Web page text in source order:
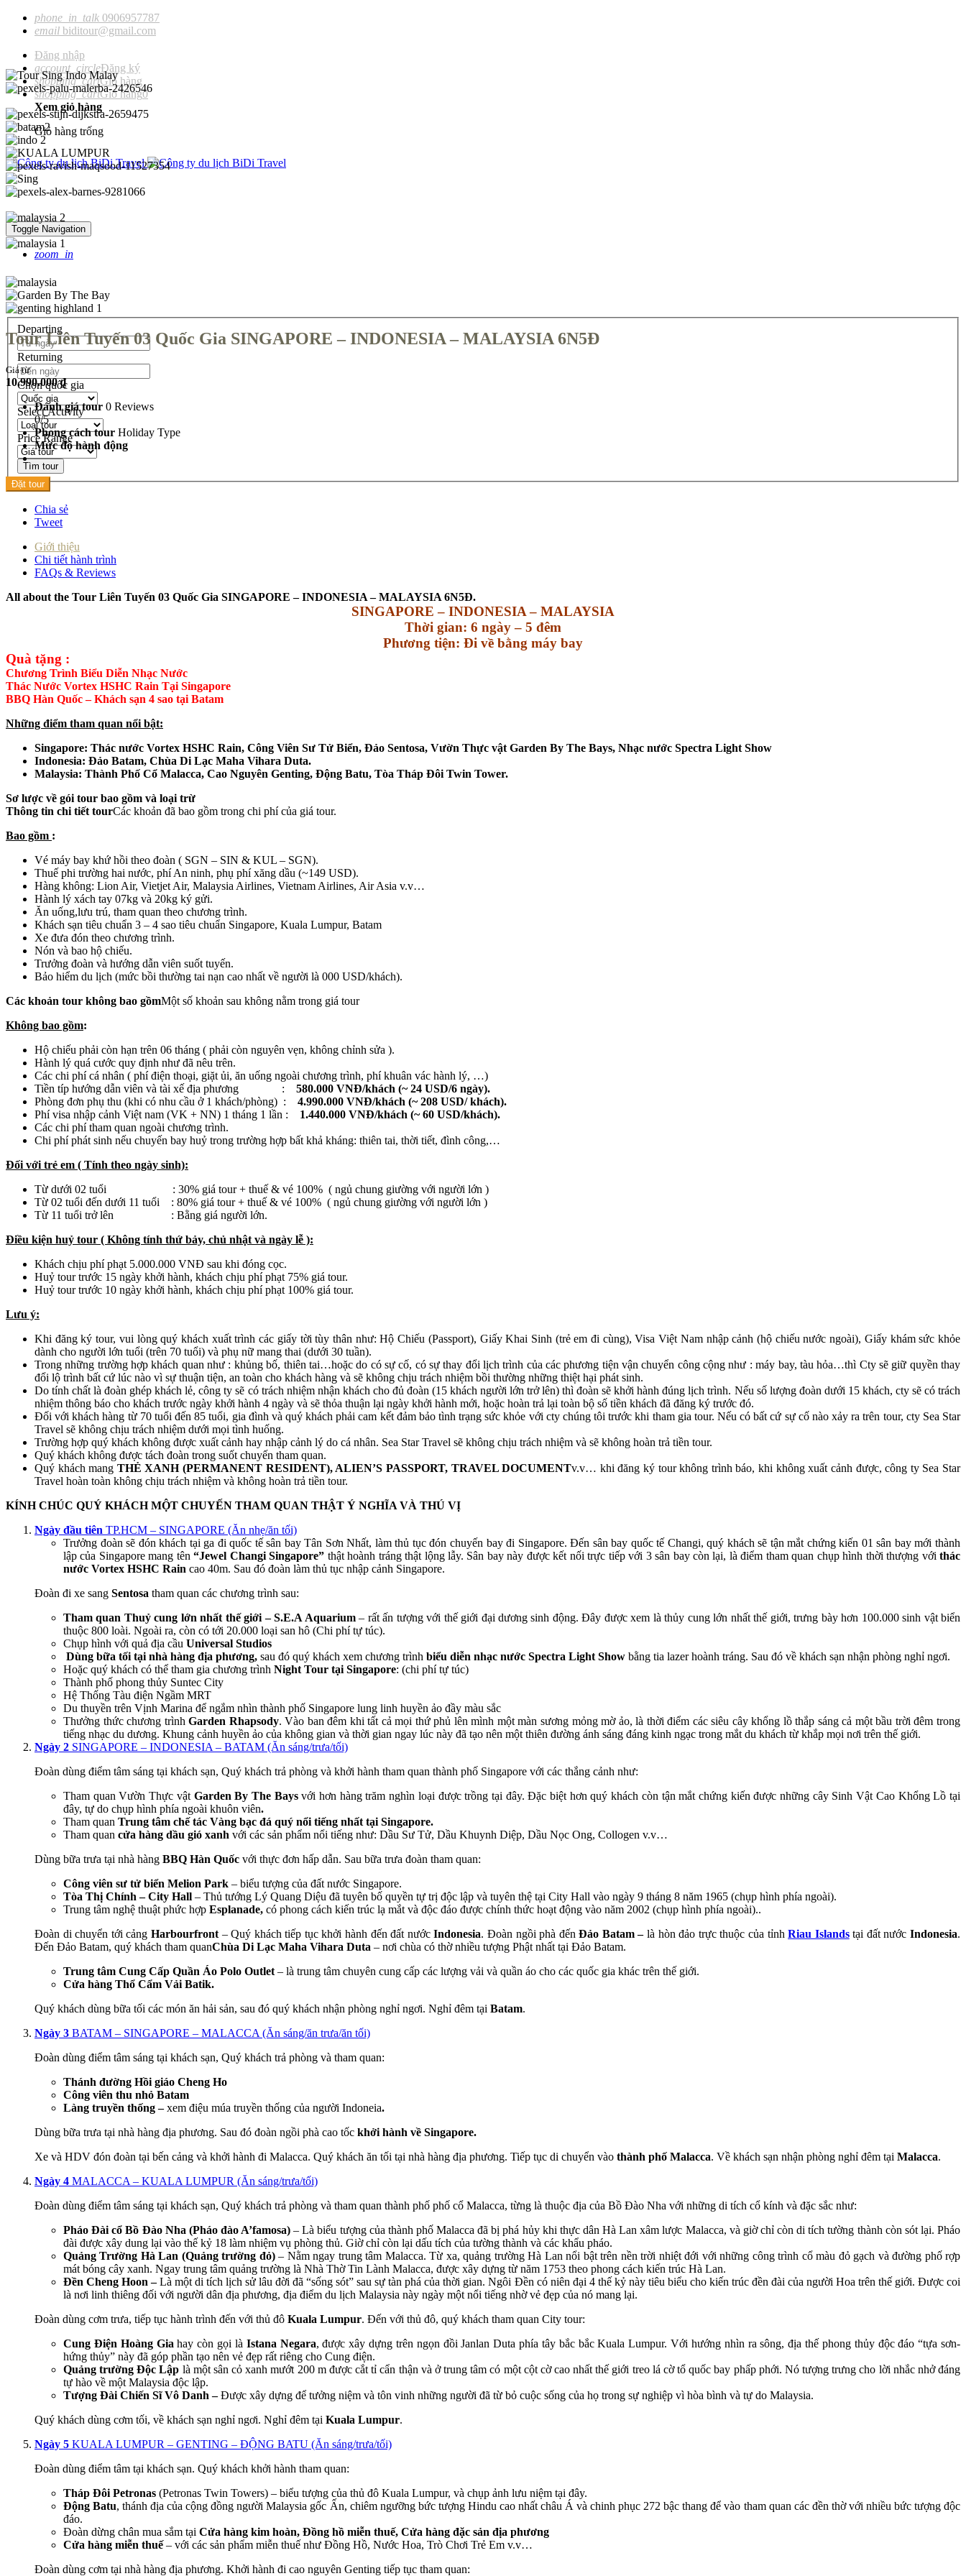
phone_in_talk 0906957787
email biditour@gmail.com
Đăng nhập
account_circleĐăng ký
shopping_cartGiỏ hàng
shopping_cartGiỏ hàng0
Xem giỏ hàng
Giỏ hàng trống
Toggle Navigation
zoom_in
Departing
Returning
Chọn quốc gia
Select Activity
Price Range
Tìm tour
Tour Liên Tuyến 03 Quốc Gia SINGAPORE – INDONESIA – MALAYSIA 6N5Đ
Giá từ
10.990.000 ₫
Đánh giá tour 0 Reviews
0/5
Phong cách tour Holiday Type
Mức độ hành động
Đặt tour
Chia sẻ
Tweet
Giới thiệu
Chi tiết hành trình
FAQs & Reviews
All about the Tour Liên Tuyến 03 Quốc Gia SINGAPORE – INDONESIA – MALAYSIA 6N5Đ.
SINGAPORE – INDONESIA – MALAYSIA
Thời gian: 6 ngày – 5 đêm
Phương tiện: Đi về bằng máy bay
Quà tặng :
Chương Trình Biểu Diễn Nhạc Nước
Thác Nước Vortex HSHC Rain Tại Singapore
BBQ Hàn Quốc – Khách sạn 4 sao tại Batam
Những điểm tham quan nổi bật:
Singapore: Thác nước Vortex HSHC Rain, Công Viên Sư Tử Biển, Đảo Sentosa, Vườn Thực vật Garden By The Bays, Nhạc nước Spectra Light Show
Indonesia: Đảo Batam, Chùa Di Lạc Maha Vihara Duta.
Malaysia: Thành Phố Cổ Malacca, Cao Nguyên Genting, Động Batu, Tòa Tháp Đôi Twin Tower.
Sơ lược về gói tour bao gồm và loại trừ
Thông tin chi tiết tourCác khoản đã bao gồm trong chi phí của giá tour.
Bao gồm :
Vé máy bay khứ hồi theo đoàn ( SGN – SIN & KUL – SGN).
Thuế phi trường hai nước, phí An ninh, phụ phí xăng dầu (~149 USD).
Hàng không: Lion Air, Vietjet Air, Malaysia Airlines, Vietnam Airlines, Air Asia v.v…
Hành lý xách tay 07kg và 20kg ký gửi.
Ăn uống,lưu trú, tham quan theo chương trình.
Khách sạn tiêu chuẩn 3 – 4 sao tiêu chuẩn Singapore, Kuala Lumpur, Batam
Xe đưa đón theo chương trình.
Nón và bao hộ chiếu.
Trưởng đoàn và hướng dẫn viên suốt tuyến.
Bảo hiểm du lịch (mức bồi thường tai nạn cao nhất về người là 000 USD/khách).
Các khoản tour không bao gồmMột số khoản sau không nằm trong giá tour
Không bao gồm:
Hộ chiếu phải còn hạn trên 06 tháng ( phải còn nguyên vẹn, không chỉnh sửa ).
Hành lý quá cước quy định như đã nêu trên.
Các chi phí cá nhân ( phí điện thoại, giặt ủi, ăn uống ngoài chương trình, phí khuân vác hành lý, …)
Tiền típ hướng dẫn viên và tài xế địa phương : 580.000 VNĐ/khách (~ 24 USD/6 ngày).
Phòng đơn phụ thu (khi có nhu cầu ở 1 khách/phòng) : 4.990.000 VNĐ/khách (~ 208 USD/ khách).
Phí visa nhập cảnh Việt nam (VK + NN) 1 tháng 1 lần : 1.440.000 VNĐ/khách (~ 60 USD/khách).
Các chi phí tham quan ngoài chương trình.
Chi phí phát sinh nếu chuyến bay huỷ trong trường hợp bất khả kháng: thiên tai, thời tiết, đình công,…
Đối với trẻ em ( Tính theo ngày sinh):
Từ dưới 02 tuổi : 30% giá tour + thuế & vé 100% ( ngủ chung giường với người lớn )
Từ 02 tuổi đến dưới 11 tuổi : 80% giá tour + thuế & vé 100% ( ngủ chung giường với người lớn )
Từ 11 tuổi trở lên : Bằng giá người lớn.
Điều kiện huỷ tour ( Không tính thứ bảy, chủ nhật và ngày lễ ):
Khách chịu phí phạt 5.000.000 VNĐ sau khi đóng cọc.
Huỷ tour trước 15 ngày khởi hành, khách chịu phí phạt 75% giá tour.
Huỷ tour trước 10 ngày khởi hành, khách chịu phí phạt 100% giá tour.
Lưu ý:
Khi đăng ký tour, vui lòng quý khách xuất trình các giấy tời tùy thân như: Hộ Chiếu (Passport), Giấy Khai Sinh (trẻ em đi cùng), Visa Việt Nam nhập cảnh (hộ chiếu nước ngoài), Giấy khám sức khỏe
dành cho người lớn tuổi (trên 70 tuổi) và phụ nữ mang thai (dưới 30 tuần).
Trong những trường hợp khách quan như : khủng bố, thiên tai…hoặc do có sự cố, có sự thay đổi lịch trình của các phương tiện vận chuyển công cộng như : máy bay, tàu hỏa…thì Cty sẽ giữ quyền thay
đổi lộ trình bất cứ lúc nào vì sự thuận tiện, an toàn cho khách hàng và sẽ không chịu trách nhiệm bồi thường những thiệt hại phát sinh.
Do tính chất là đoàn ghép khách lẻ, công ty sẽ có trách nhiệm nhận khách cho đủ đoàn (15 khách người lớn trở lên) thì đoàn sẽ khởi hành đúng lịch trình. Nếu số lượng đoàn dưới 15 khách, cty sẽ có trách
nhiệm thông báo cho khách trước ngày khởi hành 4 ngày và sẽ thỏa thuận lại ngày khởi hành mới, hoặc hoàn trả lại toàn bộ số tiền khách đã đăng ký trước đó.
Đối với khách hàng từ 70 tuổi đến 85 tuổi, gia đình và quý khách phải cam kết đảm bảo tình trạng sức khỏe với cty chúng tôi trước khi tham gia tour. Nếu có bất cứ sự cố nào xảy ra trên tour, cty Sea Star
Travel sẽ không chịu trách nhiệm dưới mọi tình huống.
Trường hợp quý khách không được xuất cảnh hay nhập cảnh lý do cá nhân. Sea Star Travel sẽ không chịu trách nhiệm và sẽ không hoàn trả tiền tour.
Quý khách không được tách đoàn trong suốt chuyến tham quan.
Quý khách mang THẺ XANH (PERMANENT RESIDENT), ALIEN’S PASSPORT, TRAVEL DOCUMENTv.v… khi đăng ký tour không trình báo, khi không xuất cảnh được, công ty Sea Star
Travel hoàn toàn không chịu trách nhiệm và không hoàn trả tiền tour.
KÍNH CHÚC QUÝ KHÁCH MỘT CHUYẾN THAM QUAN THẬT Ý NGHĨA VÀ THÚ VỊ
Ngày đầu tiên TP.HCM – SINGAPORE (Ăn nhẹ/ăn tối)
Trưởng đoàn sẽ đón khách tại ga đi quốc tế sân bay Tân Sơn Nhất, làm thủ tục đón chuyến bay đi Singapore. Đến sân bay quốc tế Changi, quý khách sẽ tận mắt chứng kiến 01 sân bay mới thành
lập của Singapore mang tên“Jewel Changi Singapore” thật hoành tráng thật lộng lẫy. Sân bay này được kết nối trực tiếp với 3 sân bay còn lại, là điểm tham quan chụp hình thời thượng vớithác
nước Vortex HSHC Rain cao 40m. Sau đó đoàn làm thủ tục nhập cảnh Singapore.
Đoàn đi xe sang Sentosa tham quan các chương trình sau:
Tham quan Thuỷ cung lớn nhất thế giới – S.E.A Aquarium– rất ấn tượng với thế giới đại dương sinh động. Đây được xem là thủy cung lớn nhất thế giới, trưng bày hơn 100.000 sinh vật biển
thuộc 800 loài. Ngoài ra, còn có tới 20.000 loại san hô (Chi phí tự túc).
Chụp hình với quả địa cầu Universal Studios
Dùng bữa tối tại nhà hàng địa phương, sau đó quý khách xem chương trình biểu diễn nhạc nước Spectra Light Show bằng tia lazer hoành tráng. Sau đó về khách sạn nhận phòng nghỉ ngơi.
Hoặc quý khách có thể tham gia chương trình Night Tour tại Singapore: (chi phí tự túc)
Thành phố phong thủy Suntec City
Hệ Thống Tàu điện Ngầm MRT
Du thuyền trên Vịnh Marina để ngắm nhìn thành phố Singapore lung linh huyền ảo đầy màu sắc
Thưởng thức chương trìnhGarden Rhapsody. Vào ban đêm khi tất cả mọi thứ phủ lên mình một màn sương mỏng mờ ảo, là thời điểm các siêu cây khổng lồ thắp sáng cả một bầu trời đêm trong
tiếng nhạc du dương. Khung cảnh huyền ảo của không gian và thời gian ngay lúc này đã tạo nên một thiên đường ánh sáng đáng kinh ngạc trong mắt du khách từ khắp mọi nơi trên thế giới.
Ngày 2 SINGAPORE – INDONESIA – BATAM (Ăn sáng/trưa/tối)
Đoàn dùng điểm tâm sáng tại khách sạn, Quý khách trả phòng và khởi hành tham quan thành phố Singapore với các thắng cảnh như:
Tham quan Vườn Thực vật Garden By The Baysvới hơn hàng trăm nghìn loại được trồng tại đây. Đặc biệt hơn quý khách còn tận mắt chứng kiến được những cây Sinh Vật Cao Khổng Lồ tại
đây, tự do chụp hình phía ngoài khuôn viên.
Tham quan Trung tâm chế tác Vàng bạc đá quý nổi tiếng nhất tại Singapore.
Tham quan cửa hàng dầu gió xanh với các sản phẩm nổi tiếng như: Dầu Sư Tử, Dầu Khuynh Diệp, Dầu Nọc Ong, Collogen v.v…
Dùng bữa trưa tại nhà hàng BBQ Hàn Quốc với thực đơn hấp dẫn. Sau bữa trưa đoàn tham quan:
Công viên sư tử biển Melion Park – biểu tượng của đất nước Singapore.
Tòa Thị Chính – City Hall – Thủ tướng Lý Quang Diệu đã tuyên bố quyền tự trị độc lập và tuyên thệ tại City Hall vào ngày 9 tháng 8 năm 1965 (chụp hình phía ngoài).
Trung tâm nghệ thuật phức hợp Esplanade, có phong cách kiến trúc lạ mắt và độc đáo được chính thức hoạt động vào năm 2002 (chụp hình phía ngoài)..
Đoàn di chuyển tới cảng Harbourfront– Quý khách tiếp tục khởi hành đến đất nướcIndonesia. Đoàn ngồi phà đếnĐảo Batam –là hòn đảo trực thuộc của tỉnhRiau Islandstại đất nước Indonesia.
Đến Đảo Batam, quý khách tham quanChùa Di Lạc Maha Vihara Duta – nơi chùa có thờ nhiều tượng Phật nhất tại Đảo Batam.
Trung tâm Cung Cấp Quần Áo Polo Outlet – là trung tâm chuyên cung cấp các lượng vải và quần áo cho các quốc gia khác trên thế giới.
Cửa hàng Thổ Cẩm Vải Batik.
Quý khách dùng bữa tối các món ăn hải sản, sau đó quý khách nhận phòng nghỉ ngơi. Nghỉ đêm tại Batam.
Ngày 3 BATAM – SINGAPORE – MALACCA (Ăn sáng/ăn trưa/ăn tối)
Đoàn dùng điểm tâm sáng tại khách sạn, Quý khách trả phòng và tham quan:
Thánh đường Hồi giáo Cheng Ho
Công viên thu nhỏ Batam
Làng truyền thống –xem điệu múa truyền thống của người Indoneia.
Dùng bữa trưa tại nhà hàng địa phương. Sau đó đoàn ngồi phà cao tốc khởi hành về Singapore.
Xe và HDV đón đoàn tại bến cảng và khởi hành đi Malacca. Quý khách ăn tối tại nhà hàng địa phương. Tiếp tục di chuyển vào thành phố Malacca. Về khách sạn nhận phòng nghỉ đêm tại Malacca.
Ngày 4 MALACCA – KUALA LUMPUR (Ăn sáng/trưa/tối)
Đoàn dùng điểm tâm sáng tại khách sạn, Quý khách trả phòng và tham quan thành phố phố cổ Malacca, từng là thuộc địa của Bồ Đào Nha với những di tích cổ kính và đặc sắc như:
Pháo Đài cổ Bồ Đào Nha (Pháo đào A’famosa)– Là biểu tượng của thành phố Malacca đã bị phá hủy khi thực dân Hà Lan xâm lược Malacca, và giờ chỉ còn di tích tường thành còn sót lại. Pháo
đài được xây dung lại vào thế kỷ 18 làm nhiệm vụ phòng thủ. Giờ chỉ còn lại dấu tích của tường thành và các khẩu pháo.
Quảng Trường Hà Lan (Quảng trường đỏ)– Nằm ngay trung tâm Malacca. Từ xa, quảng trường Hà Lan nổi bật trên nền trời nhiệt đới với những công trình cổ màu đỏ gạch và đường phố rợp
mát bóng cây xanh. Ngay trung tâm quảng trường là Nhà Thờ Tin Lành Malacca, được xây dựng từ năm 1753 theo phong cách kiến trúc Hà Lan.
Đền Cheng Hoon –Là một di tích lịch sử lâu đời đã “sống sót” sau sự tàn phá của thời gian. Ngôi Đền có niên đại 4 thế kỷ này tiêu biểu cho kiến trúc đền đài của người Hoa trên thế giới. Được coi
là nơi linh thiêng đối với người dân địa phương, địa điểm du lịch Malaysia này ngày một nổi tiếng nhờ vẻ đẹp của nó mang lại.
Đoàn dùng cơm trưa, tiếp tục hành trình đến với thủ đô Kuala Lumpur. Đến với thủ đô, quý khách tham quan City tour:
Cung Điện Hoàng Giahay còn gọi là Istana Negara, được xây dựng trên ngọn đồi Janlan Duta phía tây bắc bắc Kuala Lumpur. Với hướng nhìn ra sông, địa thế phong thủy độc đáo “tựa sơn-
hứng thủy” này đã góp phần tạo nên vẻ đẹp rất riêng cho Cung điện.
Quảng trường Độc Lập là một sân cỏ xanh mướt 200 m được cắt tỉ cẩn thận và ở trung tâm có một cột cờ cao nhất thế giới treo lá cờ tổ quốc bay phấp phới. Nó tượng trưng cho lời nhắc nhở đáng
tự hào về một Malaysia độc lập.
Tượng Đài Chiến Sĩ Vô Danh –Được xây dựng để tưởng niệm và tôn vinh những người đã từ bỏ cuộc sống của họ trong sự nghiệp vì hòa bình và tự do Malaysia.
Quý khách dùng cơm tối, về khách sạn nghỉ ngơi. Nghỉ đêm tại Kuala Lumpur.
Ngày 5 KUALA LUMPUR – GENTING – ĐỘNG BATU (Ăn sáng/trưa/tối)
Đoàn dùng điểm tâm tại khách sạn. Quý khách khởi hành tham quan:
Tháp Đôi Petronas (Petronas Twin Towers) – biểu tượng của thủ đô Kuala Lumpur, và chụp ảnh lưu niệm tại đây.
Động Batu, thánh địa của cộng đồng người Malaysia gốc Ấn, chiêm ngưỡng bức tượng Hindu cao nhất châu Á và chinh phục 272 bậc thang để vào tham quan các đền thờ với nhiều bức tượng độc
đáo.
Đoàn dừng chân mua sắm tại Cửa hàng kim hoàn, Đồng hồ miễn thuế, Cửa hàng đặc sản địa phương
Cửa hàng miễn thuế– với các sản phẩm miễn thuế như Đồng Hồ, Nước Hoa, Trò Chơi Trẻ Em v.v…
Đoàn dùng cơm tại nhà hàng địa phương. Khởi hành đi cao nguyên Genting tiếp tục tham quan: